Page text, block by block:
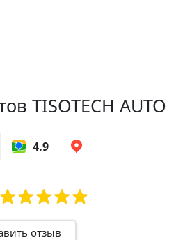
TISOTECH AUTO
4.9
отзыв